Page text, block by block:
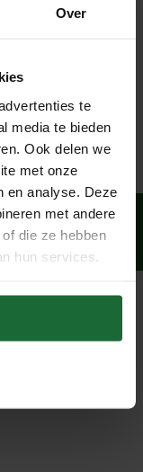
Over
te
media te bieden
Ook delen we
met onze
en analyse. Deze
met andere
die ze hebben
hun services.
met onze
ongeveer 8 tot
/